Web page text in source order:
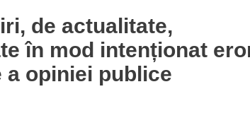
(III)
de actualitate,
în mod intenționat
opiniei publice